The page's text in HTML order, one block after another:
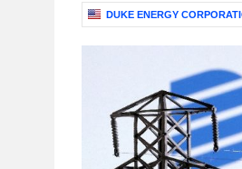
DUKE ENERGY